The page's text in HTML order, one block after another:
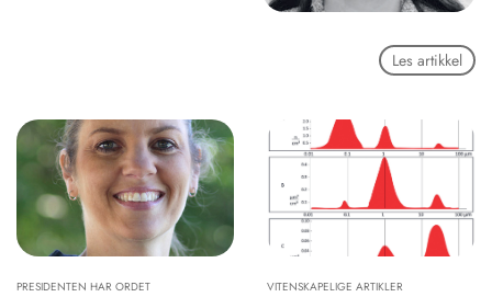
Les artikkel
PRESIDENTEN HAR ORDET VITENSKAPELIGE ARTIKLER